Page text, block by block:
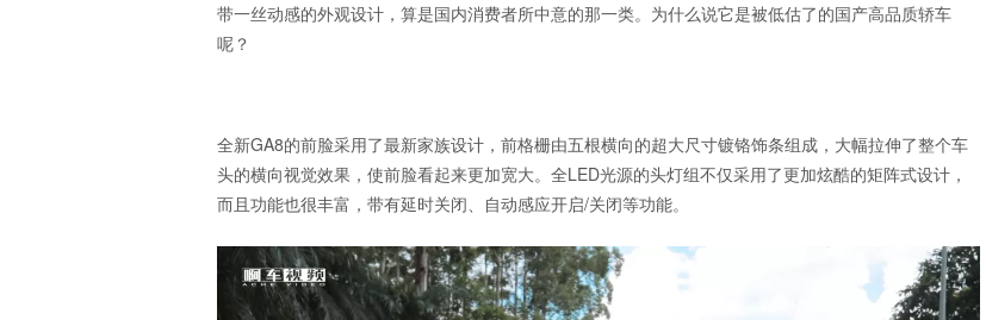
带一丝动感的外观设计，算是国内消费者所中意的那一类。为什么说它是被低估了的国产高品质轿车
呢？
全新GA8的前脸采用了最新家族设计，前格栅由五根横向的超大尺寸镀铬饰条组成，大幅拉伸了整个车
头的横向视觉效果，使前脸看起来更加宽大。全LED光源的头灯组不仅采用了更加炫酷的矩阵式设计，
而且功能也很丰富，带有延时关闭、自动感应开启/关闭等功能。